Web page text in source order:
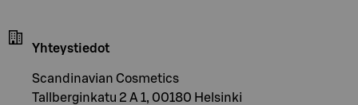
Yhteystiedot
Scandinavian Cosmetics
Tallberginkatu 2 A 1, 00180 Helsinki